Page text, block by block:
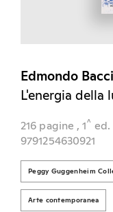
Edmondo Bacci
L'energia della
216 pagine , 1^ ed.
9791254630921
Peggy Guggenheim
Arte contemporanea